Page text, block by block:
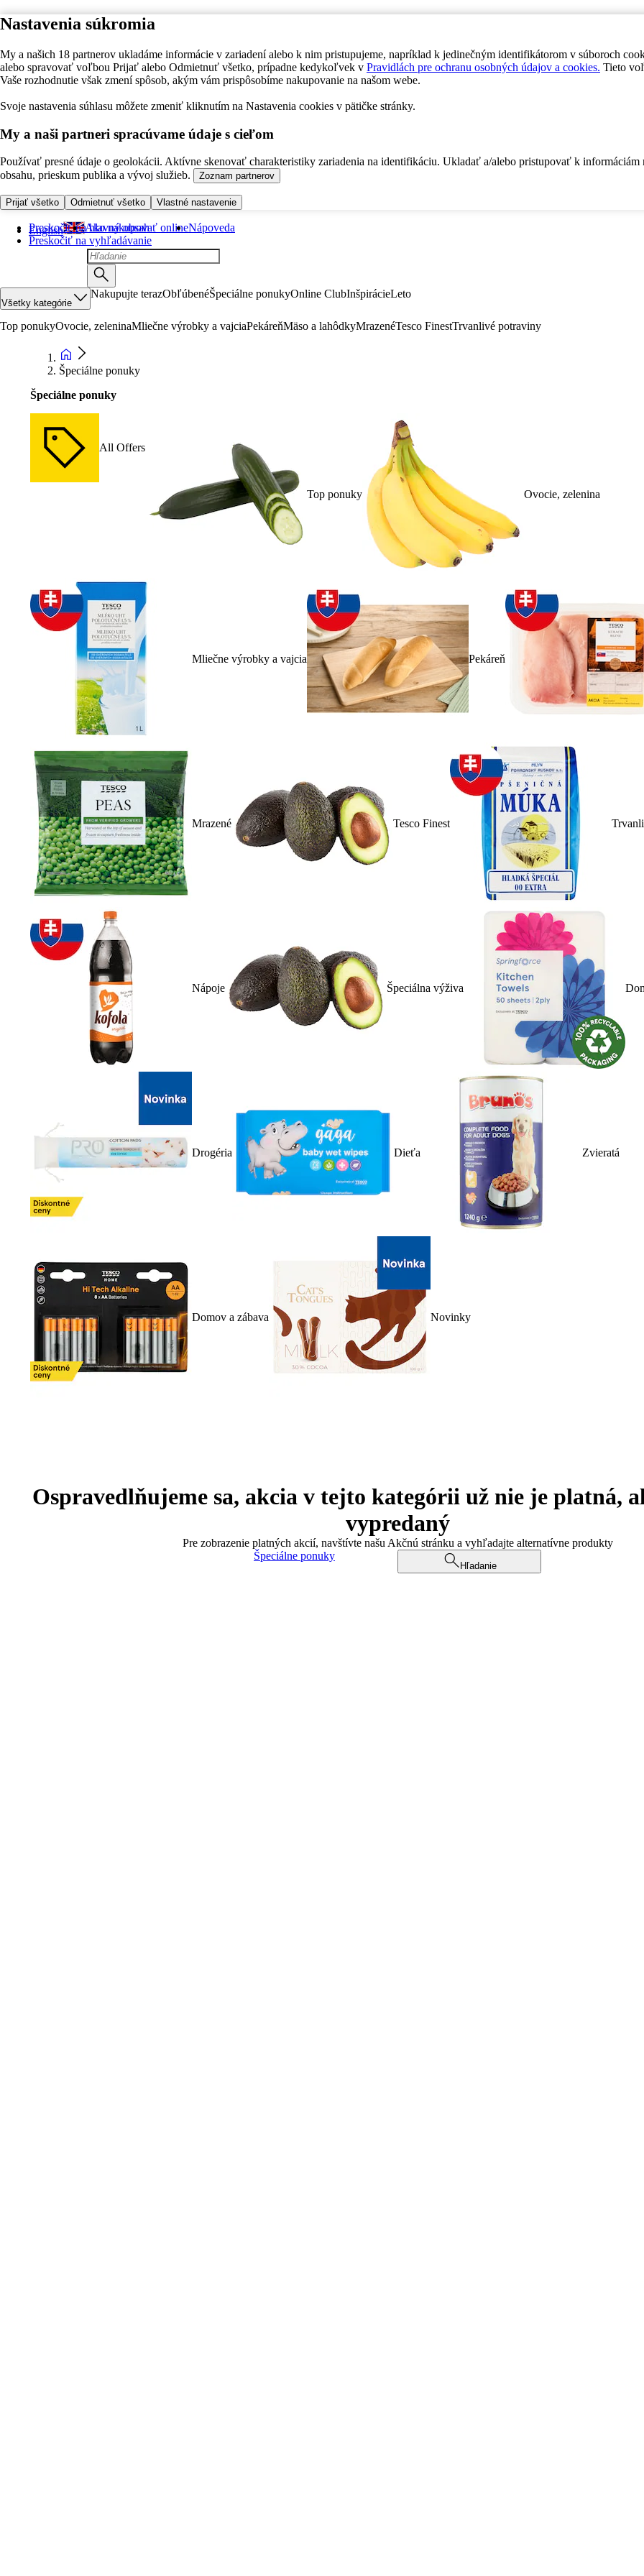
Nastavenia súkromia
My a našich 18 partnerov ukladáme informácie v zariadení alebo k nim pristupujeme, napríklad k jedinečným identifikátorom v súboroch
alebo spravovať voľbou Prijať alebo Odmietnuť všetko, prípadne kedykoľvek v Pravidlách pre ochranu osobných údajov a cookies. Tieto
Vaše rozhodnutie však zmení spôsob, akým vám prispôsobíme nakupovanie na našom webe.
Svoje nastavenia súhlasu môžete zmeniť kliknutím na Nastavenia cookies v pätičke stránky.
My a naši partneri spracúvame údaje s cieľom
Používať presné údaje o geolokácii. Aktívne skenovať charakteristiky zariadenia na identifikáciu. Ukladať a/alebo pristupovať k informáciám
obsahu, prieskum publika a vývoj služieb.
Zoznam partnerov
Prijať všetko Odmietnuť všetko Vlastné nastavenie
Preskočiť na hlavný obsah
Preskočiť na vyhľadávanie
English Ako nakupovať onlineNápoveda
Všetky kategórie
Nakupujte terazObľúbenéŠpeciálne ponukyOnline ClubInšpirácieLeto
Top ponukyOvocie, zeleninaMliečne výrobky a vajciaPekáreňMäso a lahôdkyMrazenéTesco FinestTrvanlivé potraviny
Špeciálne ponuky
Špeciálne ponuky
All Offers
Top ponuky Ovocie, zelenina
Mliečne výrobky a vajcia Pekáreň
Mrazené Tesco Finest
Nápoje Špeciálna výživa
Drogéria Dieťa Zvieratá
Domov a zábava Novinky
Ospravedlňujeme sa, akcia v tejto kategórii už nie je platná,
vypredaný
Pre zobrazenie platných akcií, navštívte našu Akčnú stránku a vyhľadajte alternatívne produkty
Špeciálne ponuky
Hľadanie